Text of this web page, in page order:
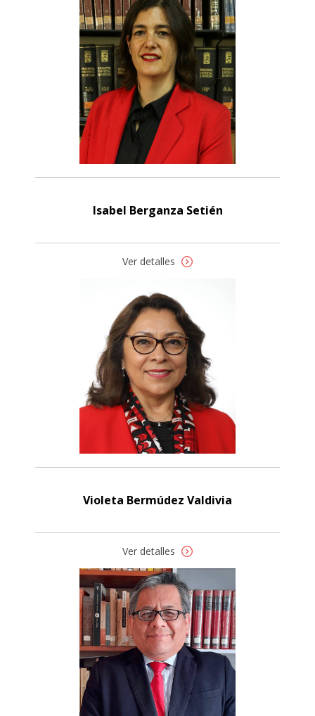
Isabel Berganza Setién
Ver detalles
Violeta Bermúdez Valdivia
Ver detalles